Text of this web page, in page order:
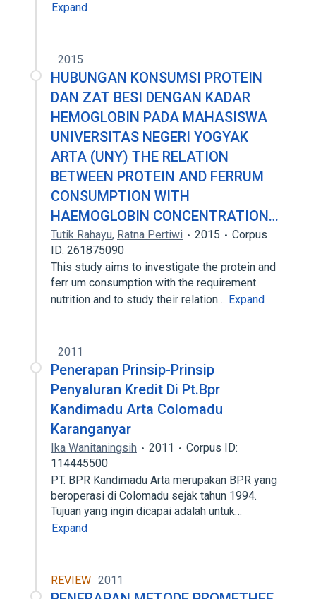
Expand
2015
HUBUNGAN KONSUMSI PROTEIN
DAN ZAT BESI DENGAN KADAR
HEMOGLOBIN PADA MAHASISWA
UNIVERSITAS NEGERI YOGYAK
ARTA (UNY) THE RELATION
BETWEEN PROTEIN AND FERRUM
CONSUMPTION WITH
HAEMOGLOBIN CONCENTRATION…
Tutik Rahayu, Ratna Pertiwi 2015
Corpus
ID: 261875090
This study aims to investigate the protein and
ferr um consumption with the requirement
nutrition and to study their relation… Expand
2011
Penerapan Prinsip-Prinsip
Penyaluran Kredit Di Pt.Bpr
Kandimadu Arta Colomadu
Karanganyar
Ika Wanitaningsih 2011
Corpus ID:
114445500
PT. BPR Kandimadu Arta merupakan BPR yang
beroperasi di Colomadu sejak tahun 1994.
Tujuan yang ingin dicapai adalah untuk…
Expand
REVIEW 2011